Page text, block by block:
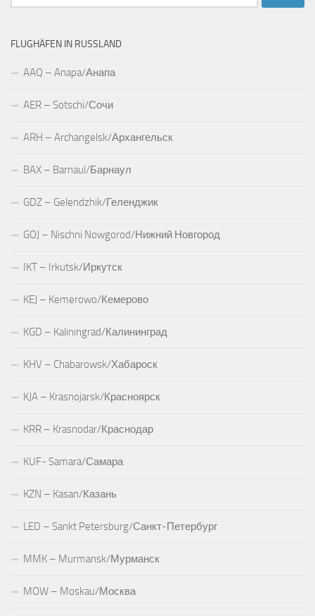
nach:
FLUGHÄFEN IN RUSSLAND
AAQ – Anapa/Анапа
AER – Sotschi/Сочи
ARH – Archangelsk/Архангельск
BAX – Barnaul/Барнаул
GDZ – Gelendzhik/Геленджик
GOJ – Nischni Nowgorod/Нижний Новгород
IKT – Irkutsk/Иркутск
KEJ – Kemerowo/Кемерово
KGD – Kaliningrad/Калининград
KHV – Chabarowsk/Хабароск
KJA – Krasnojarsk/Красноярск
KRR – Krasnodar/Краснодар
KUF- Samara/Самара
KZN – Kasan/Казань
LED – Sankt Petersburg/Санкт-Петербург
MMK – Murmansk/Мурманск
MOW – Moskau/Москва